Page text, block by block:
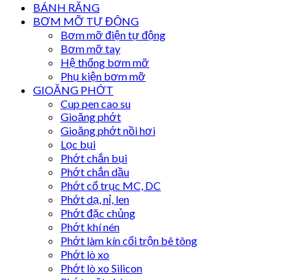
BÁNH RĂNG
BƠM MỠ TỰ ĐỘNG
Bơm mỡ điện tự động
Bơm mỡ tay
Hệ thống bơm mỡ
Phụ kiện bơm mỡ
GIOĂNG PHỚT
Cup pen cao su
Gioăng phớt
Gioăng phớt nồi hơi
Lọc bụi
Phớt chắn bụi
Phớt chắn dầu
Phớt cổ trục MC, DC
Phớt dạ, nỉ, len
Phớt đặc chủng
Phớt khí nén
Phớt làm kín cối trộn bê tông
Phớt lò xo
Phớt lò xo Silicon